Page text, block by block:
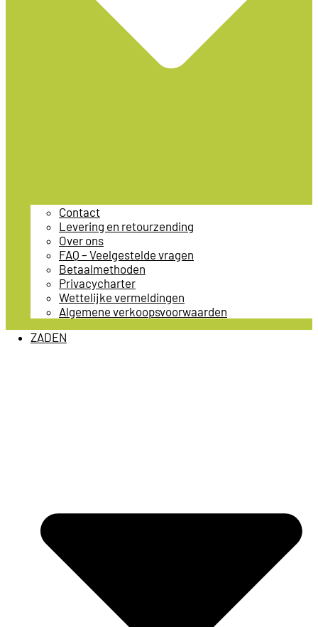
Contact
Levering en retourzending
Over ons
FAQ – Veelgestelde vragen
Betaalmethoden
Privacycharter
Wettelijke vermeldingen
Algemene verkoopsvoorwaarden
ZADEN